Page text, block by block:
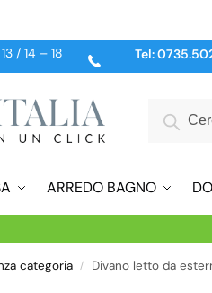
/ 14 – 18 Tel:
ARREDO BAGNO
categoria / Divano letto da